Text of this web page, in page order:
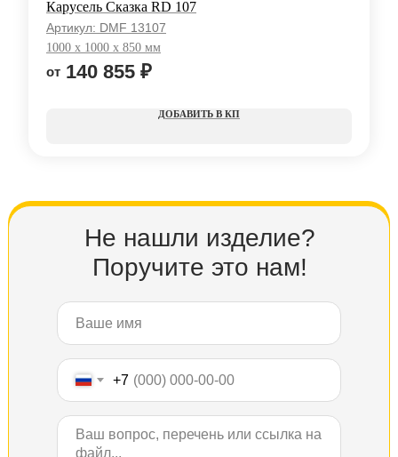
Карусель Сказка RD 107
Артикул: DMF 13107
1000 х 1000 х 850 мм
140 855 ₽
КП
Не нашли изделие?
Поручите это нам!
+7